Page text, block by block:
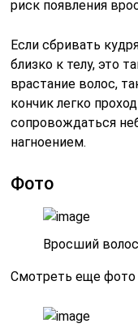
риск появления
Если сбривать
близко к телу, это
врастание волос,
кончик легко
сопровождаться
нагноением.
Фото
Вросший
Смотреть еще фото